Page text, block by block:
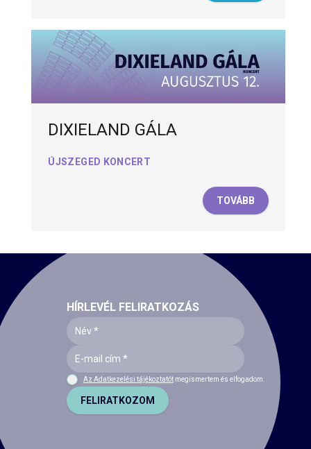
DIXIELAND GÁLA
ÚJSZEGED KONCERT
TOVÁBB
HÍRLEVÉL FELIRATKOZÁS
Az Adatkezelési tájékoztatót megismertem és elfogadom.
FELIRATKOZOM